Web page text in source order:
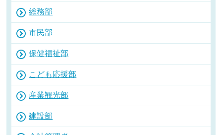
総務部
市民部
保健福祉部
こども応援部
産業観光部
建設部